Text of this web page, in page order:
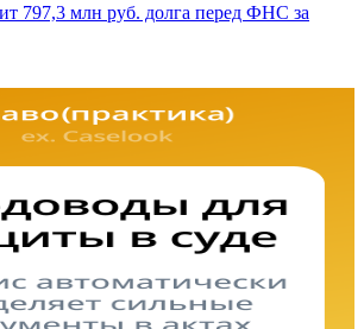
797,3 млн руб. долга перед ФНС за